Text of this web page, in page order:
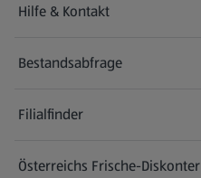
Hilfe & Kontakt
(öffnet in einem neuen Tab)
Bestandsabfrage
(öffnet in einem neuen Tab)
Filialfinder
Österreichs Frische-Diskonter